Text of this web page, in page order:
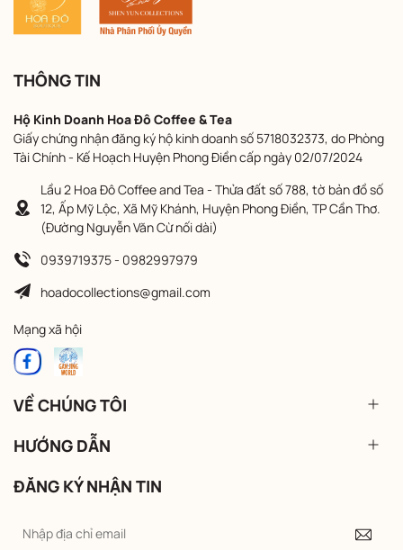
THÔNG TIN
Hộ Kinh Doanh Hoa Đô Coffee & Tea
Giấy chứng nhận đăng ký hộ kinh doanh số 5718032373, do Phòng
Tài Chính - Kế Hoạch Huyện Phong Điền cấp ngày 02/07/2024
Lầu 2 Hoa Đô Coffee and Tea - Thửa đất số 788, tờ bản đồ số
12, Ấp Mỹ Lộc, Xã Mỹ Khánh, Huyện Phong Điền, TP Cần Thơ.
(Đường Nguyễn Văn Cừ nối dài)
0939719375 - 0982997979
hoadocollections@gmail.com
Mạng xã hội
VỀ CHÚNG TÔI
HƯỚNG DẪN
ĐĂNG KÝ NHẬN TIN